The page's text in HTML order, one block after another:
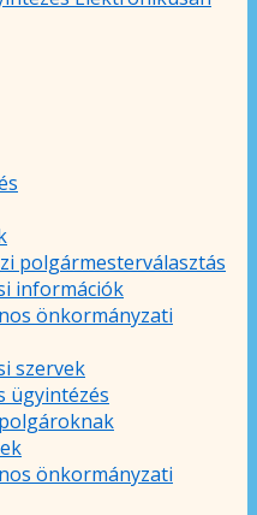
polgármesterválasztás
információk
önkormányzati
szervek
ügyintézés
önkormányzati